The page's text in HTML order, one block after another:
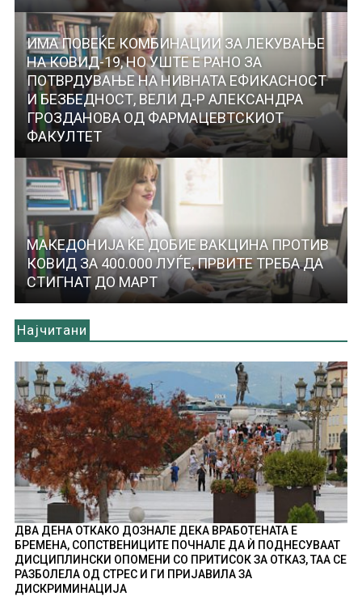
ИМА ПОВЕЌЕ КОМБИНАЦИИ ЗА ЛЕКУВАЊЕ
НА КОВИД-19, НО УШТЕ Е РАНО ЗА
ПОТВРДУВАЊЕ НА НИВНАТА ЕФИКАСНОСТ
И БЕЗБЕДНОСТ, ВЕЛИ Д-Р АЛЕКСАНДРА
ГРОЗДАНОВА ОД ФАРМАЦЕВТСКИОТ
ФАКУЛТЕТ
МАКЕДОНИЈА ЌЕ ДОБИЕ ВАКЦИНА ПРОТИВ
КОВИД ЗА 400.000 ЛУЃЕ, ПРВИТЕ ТРЕБА ДА
СТИГНАТ ДО МАРТ
Најчитани
ДВА ДЕНА ОТКАКО ДОЗНАЛЕ ДЕКА ВРАБОТЕНАТА Е
БРЕМЕНА, СОПСТВЕНИЦИТЕ ПОЧНАЛЕ ДА Ѝ ПОДНЕСУВААТ
ДИСЦИПЛИНСКИ ОПОМЕНИ СО ПРИТИСОК ЗА ОТКАЗ, ТАА СЕ
РАЗБОЛЕЛА ОД СТРЕС И ГИ ПРИЈАВИЛА ЗА
ДИСКРИМИНАЦИЈА